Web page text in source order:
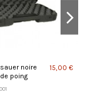
noire
poing
15,00 €